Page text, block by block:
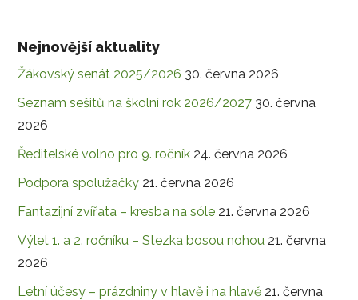
Nejnovější aktuality
Žákovský senát 2025/2026 30. června 2026
Seznam sešitů na školní rok 2026/2027 30. června
2026
Ředitelské volno pro 9. ročník 24. června 2026
Podpora spolužačky 21. června 2026
Fantazijní zvířata – kresba na sóle 21. června 2026
Výlet 1. a 2. ročníku – Stezka bosou nohou 21. června
2026
Letní účesy – prázdniny v hlavě i na hlavě 21. června